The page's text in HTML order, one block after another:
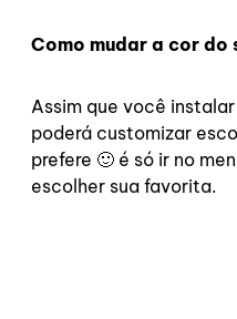
Como mudar a cor do
Assim que você
poderá customizar
prefere 🙂 é só ir no
escolher sua favorita.